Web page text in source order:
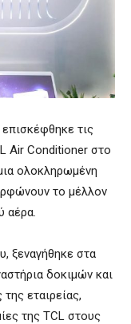
τις
Air Conditioner στο
ολοκληρωμένη
το μέλλον
αέρα.
ξεναγήθηκε στα
δοκιμών και
εταιρείας,
της TCL στους